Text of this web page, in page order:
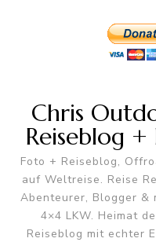
Chris
Reiseblog
Foto + Reiseblog,
auf Weltreise. Reise
Abenteurer, Blogger &
4×4 LKW. Heimat
Reiseblog mit echter